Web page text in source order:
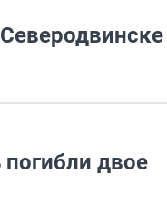
двое